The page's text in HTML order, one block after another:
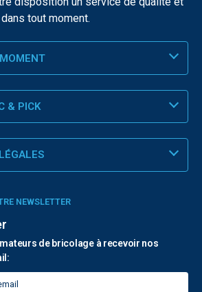
tout moment.
& PICK
NEWSLETTER
de bricolage à recevoir nos